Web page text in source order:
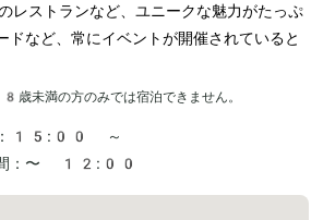
レストランなど、ユニークな魅力がたっぷ
ドなど、常にイベントが開催されていると
歳未満の方のみでは宿泊できません。
15:00 ～
： 〜 12:00